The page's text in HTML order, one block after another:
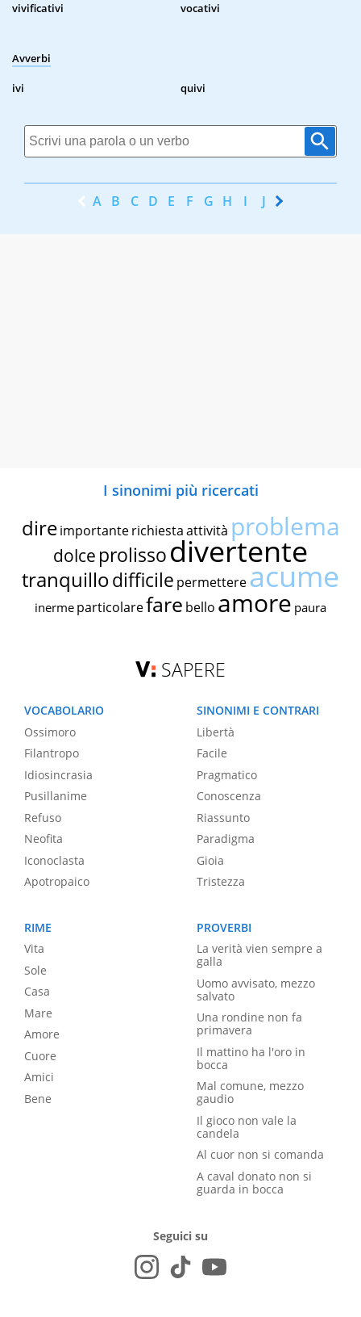
vivificativi
vocativi
Avverbi
ivi quivi
A B C D E F G H I J K
I sinonimi più ricercati
dire importante richiestaattività problema
dolce prolissodivertente
tranquillodifficile permettereacume
inerme particolarefare bello amore paura
SAPERE
VOCABOLARIO
Ossimoro
Filantropo
Idiosincrasia
Pusillanime
Refuso
Neofita
Iconoclasta
Apotropaico
SINONIMI E CONTRARI
Libertà
Facile
Pragmatico
Conoscenza
Riassunto
Paradigma
Gioia
Tristezza
RIME
Vita
Sole
Casa
Mare
Amore
Cuore
Amici
Bene
PROVERBI
La verità vien sempre a
galla
Uomo avvisato, mezzo
salvato
Una rondine non fa
primavera
Il mattino ha l'oro in
bocca
Mal comune, mezzo
gaudio
Il gioco non vale la
candela
Al cuor non si comanda
A caval donato non si
guarda in bocca
Seguici su